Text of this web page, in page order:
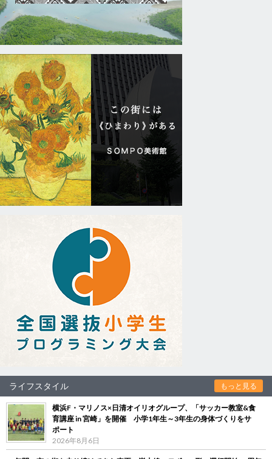
ライフスタイル もっと見る
横浜F・マリノス×日清オイリオグループ、「サッカー教室&食
育講座 in 宮崎」を開催 小学1年生～3年生の身体づくりをサ
ポート
2026年8月6日